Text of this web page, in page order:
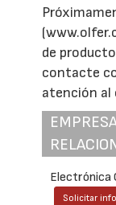
de
contacte
atención al
Electrónica
Solicitar